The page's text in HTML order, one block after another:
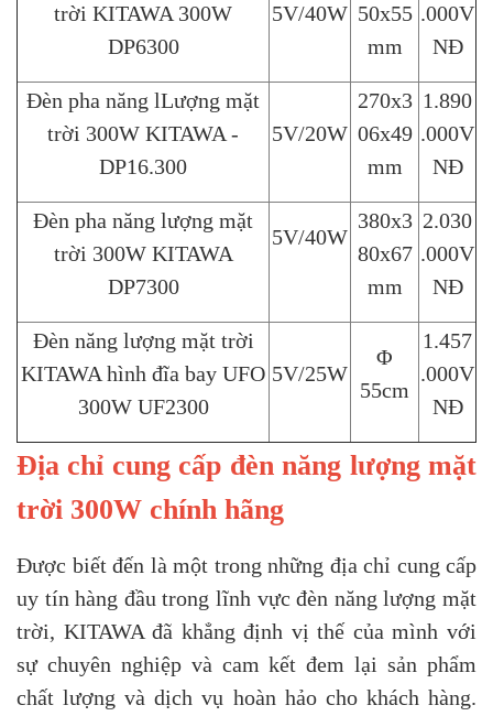
trời KITAWA 300W
DP6300
5V/40W 50x55
mm
.000V
NĐ
Đèn pha năng lLượng mặt
trời 300W KITAWA -
DP16.300
5V/20W
270x3
06x49
mm
1.890
.000V
NĐ
Đèn pha năng lượng mặt
trời 300W KITAWA
DP7300
5V/40W
380x3
80x67
mm
2.030
.000V
NĐ
Đèn năng lượng mặt trời
KITAWA hình đĩa bay UFO
300W UF2300
5V/25W
Φ
55cm
1.457
.000V
NĐ
Địa chỉ cung cấp đèn năng lượng mặt
trời 300W chính hãng
Được biết đến là một trong những địa chỉ cung cấp
uy tín hàng đầu trong lĩnh vực đèn năng lượng mặt
trời, KITAWA đã khẳng định vị thế của mình với
sự chuyên nghiệp và cam kết đem lại sản phẩm
chất lượng và dịch vụ hoàn hảo cho khách hàng.